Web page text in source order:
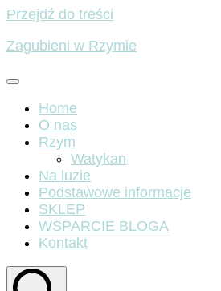
Przejdź do treści
Zagubieni w Rzymie
Home
O nas
Rzym
Watykan
Na luzie
Podstawowe informacje
SKLEP
WSPARCIE BLOGA
Kontakt